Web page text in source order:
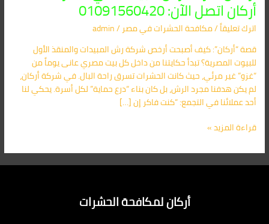
أركان اتصل الآن: 01091560420
اترك تعليقاً/مكافحة الحشرات في مصر/
admin
قصة “أركان”: كيف أصبحت أرخص شركة رش المبيدات والمنقذ الأول
للبيوت المصرية؟ تبدأ حكايتنا من داخل كل بيت مصري عانى يوماً من
“غزو” غير مرئي، حيث كانت الحشرات تسرق راحة البال. في شركة أركان،
لم يكن هدفنا مجرد الرش، بل كان بناء “درع حماية” لكل أسرة. يحكي لنا
أحد عملائنا في التجمع: “كنت فاكر إن […]
في
مصر
2026
–
أركان
اتصل
الآن:
01091560420
قراءة المزيد »
أركان لمكافحة الحشرات